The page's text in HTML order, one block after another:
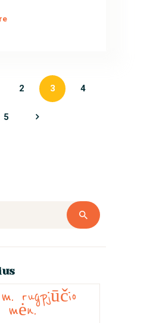
PAGE
2 PAGE
3 PAGE
4
PAGE
5
rugpjūčio
mėn.